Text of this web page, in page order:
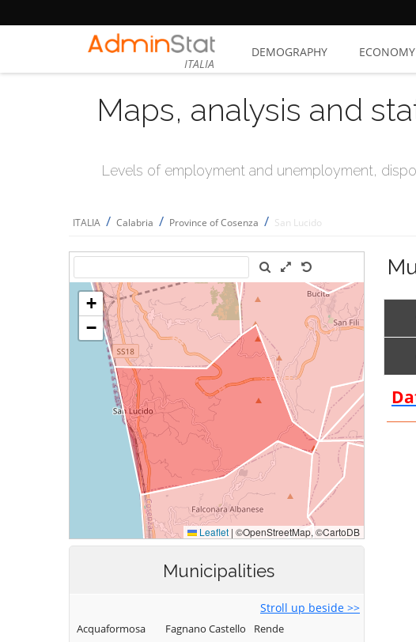
ITALIA
DEMOGRAPHY ECONOMY
Maps, analysis and
Levels of employment and unemployment,
ITALIA / Calabria / Province of Cosenza / San Lucido
Municipalities
Stroll up beside >>
Acquaformosa
Fagnano Castello
Rende